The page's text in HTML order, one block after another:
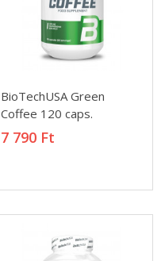
BioTechUSA Green
Coffee 120 caps.
7 790 Ft
BioTechUSA Green
Coffee 120 caps.
7 790 Ft